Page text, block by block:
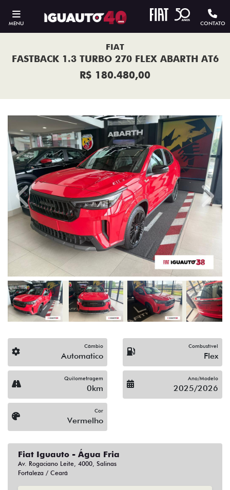
MENU CONTATO
FIAT
FASTBACK 1.3 TURBO 270 FLEX ABARTH AT6
R$ 180.480,00
Previous Next
Câmbio
Automatico
Combustível
Flex
Quilometragem
0km
Ano/Modelo
2025/2026
Cor
Vermelho
Fiat Iguauto - Água Fria
Av. Rogaciano Leite, 4000, Salinas
Fortaleza / Ceará